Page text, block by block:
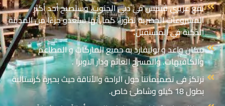
تقع عزيزي ڤينيس في دبي الجنوب، وستصبح أحد أكثر
المشروعات الحضرية تطوراً، كما أنها ستغدو جزءًا من المدينة
الذكية في المستقبل.
مكان واعد و بوليفارد به جميع الماركات و المطاعم
والكافيهات. والمسرح العائم ودار الاوبرا .
نرتكز فى تصميماتنا حول الراحة والأناقة حيث بحيرة كرستالية
بطول 18 كيلو وشاطئ خاص.